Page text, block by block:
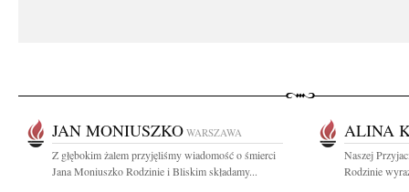
JAN MONIUSZKO WARSZAWA
Z głębokim żalem przyjęliśmy wiadomość o śmierci
Jana Moniuszko Rodzinie i Bliskim składamy...
ALINA
Naszej
Rodzinie